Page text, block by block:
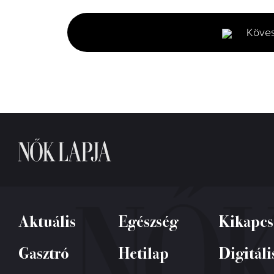
minute,
38
seconds
Aktuális Egészség
Kikapcs
Gasztró
Hetilap